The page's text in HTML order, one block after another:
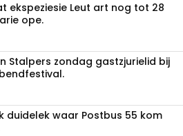
ekspeziesie Leut art nog tot 28
ope.
Stalpers zondag gastzjurielid bij
duidelek waar Postbus 55 kom